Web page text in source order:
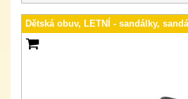
Dětská obuv, LETNÍ - sandálky,